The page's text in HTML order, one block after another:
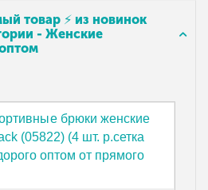
товар ⚡ из новинок
- Женские
брюки женские
(05822) (4 шт. р.сетка
оптом от прямого